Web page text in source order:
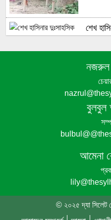
শেখ
তুলে
সম্মেলন
বোদায়
নজরুল
বুলবুল
আমেনা
© ২০২৫ দ্যা সিলেট